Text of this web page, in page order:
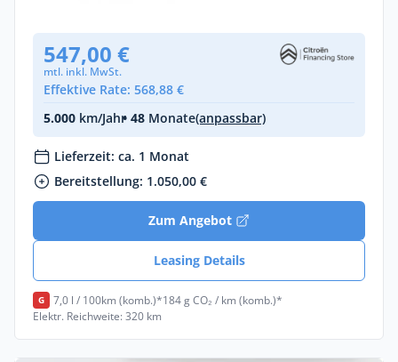
547,00 €
mtl. inkl. MwSt.
Effektive Rate: 568,88 €
5.000 km/Jahr• 48 Monate(anpassbar)
Lieferzeit: ca. 1 Monat
Bereitstellung: 1.050,00 €
Zum Angebot
Leasing Details
G 7,0 l / 100km (komb.)*184 g CO₂ / km (komb.)*
Elektr. Reichweite: 320 km